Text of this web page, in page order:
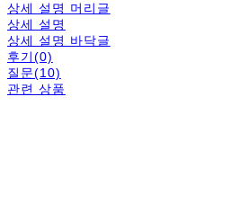
상세 설명 머리글
상세 설명
상세 설명 바닥글
후기(0)
질문(10)
관련 상품